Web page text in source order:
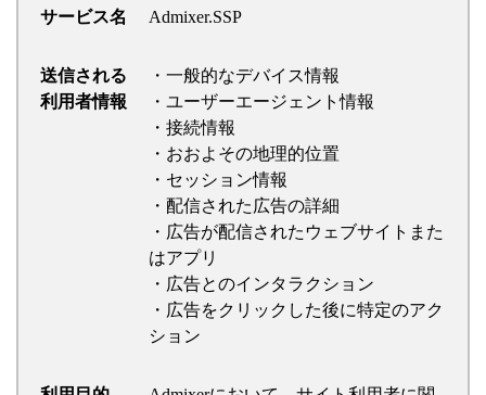
サービス名 Admixer.SSP
送信される
利用者情報
・一般的なデバイス情報
・ユーザーエージェント情報
・接続情報
・おおよその地理的位置
・セッション情報
・配信された広告の詳細
・広告が配信されたウェブサイトまた
はアプリ
・広告とのインタラクション
・広告をクリックした後に特定のアク
ション